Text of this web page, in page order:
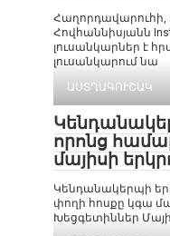
Հաղորդավարուհի,
Հովհաննիսյանն
լուսանկարներ է
լուսանկարում նա
ԱՍՏՂԱԳՈՒՇԱԿ
որոնց
մայիսի
Կենդանակերպի
փողի հոսքը կգա
Խեցգետիններ